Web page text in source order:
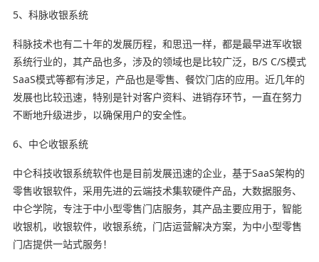
5、科脉收银系统
科脉技术也有二十年的发展历程，和思迅一样，都是最早进军收银
系统行业的，其产品也多，涉及的领域也是比较广泛，B/S C/S模式
SaaS模式等都有涉足，产品也是零售、餐饮门店的应用。近几年的
发展也比较迅速，特别是针对客户资料、进销存环节，一直在努力
不断地升级进步，以确保用户的安全性。
6、中仑收银系统
中仑科技收银系统软件也是目前发展迅速的企业，基于SaaS架构的
零售收银软件，采用先进的云端技术集软硬件产品，大数据服务、
中仑学院，专注于中小型零售门店服务，其产品主要应用于，智能
收银机，收银软件，收银系统，门店运营解决方案，为中小型零售
门店提供一站式服务！